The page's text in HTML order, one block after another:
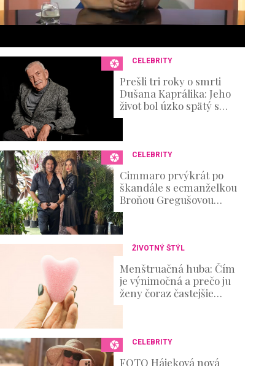
CELEBRITY
Prešli tri roky o smrti
Dušana Kaprálika: Jeho
život bol úzko spätý s
divadlom, no nechýbali v
skúšky
CELEBRITY
Cimmaro prvýkrát po
škandále s ecmanželkou
Broňou Gregušovou
prvýkrát prehovoril:
Existenčné problémy
ŽIVOTNÝ ŠTÝL
Menštruačná huba: Čím
je výnimočná a prečo ju
ženy čoraz častejšie
skúšajú?
CELEBRITY
FOTO Hájeková nová